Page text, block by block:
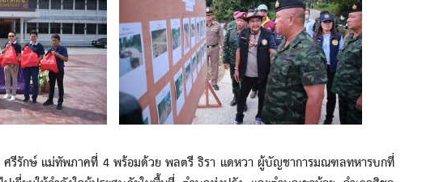
กษ์ แม่ทัพภาคที่ 4 พร้อมด้วย พลตรี ธิรา แดหวา ผู้บัญชาการมณฑลทหารบกที่